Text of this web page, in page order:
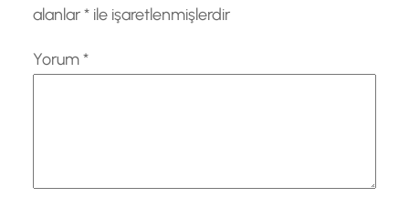
alanlar* ile işaretlenmişlerdir
Yorum*